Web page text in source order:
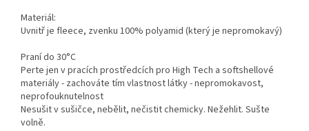
Materiál:
Uvnitř je fleece, zvenku 100% polyamid (který je nepromokavý)
Praní do 30°C
Perte jen v pracích prostředcích pro High Tech a softshellové
materiály - zachováte tím vlastnost látky - nepromokavost,
neprofouknutelnost
Nesušit v sušičce, nebělit, nečistit chemicky. Nežehlit. Sušte
volně.